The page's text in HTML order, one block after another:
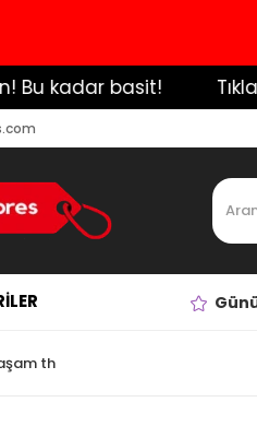
kadar basit! Tıkla,
th